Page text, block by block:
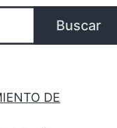
Buscar
DE